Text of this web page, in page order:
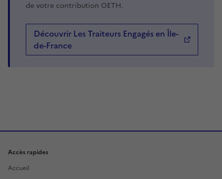
de votre contribution OETH.
Découvrir Les Traiteurs Engagés en Île-
de-France
Accès rapides
Accueil